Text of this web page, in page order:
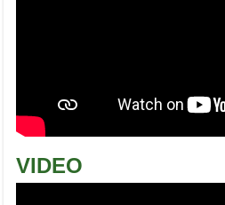
VIDEO